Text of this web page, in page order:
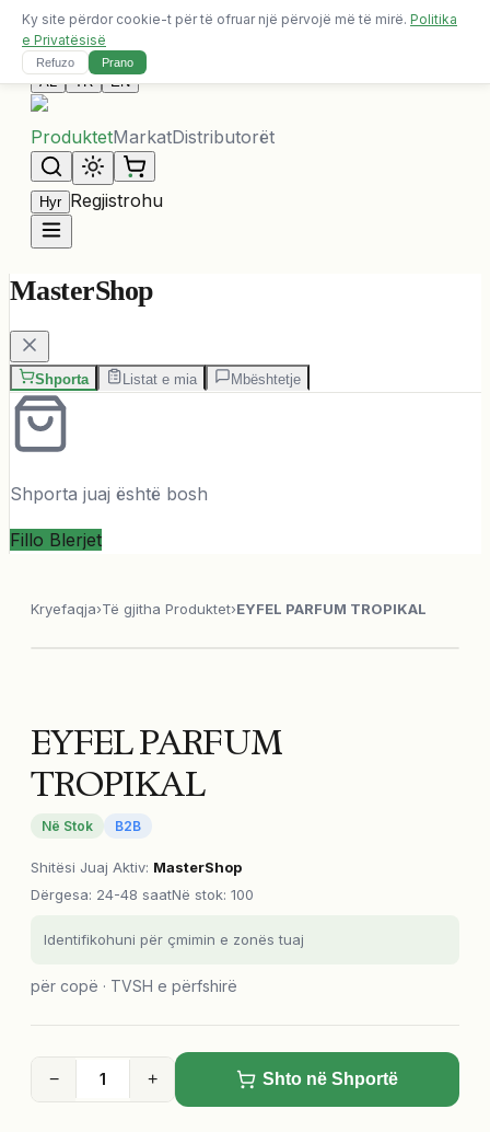
Dërgesa falas për porosi mbi 10,000 ALL
Na Kontaktoni
AL TR EN
ProduktetMarkatDistributorët
Hyr Regjistrohu
MasterShop
Shporta Listat e mia Mbështetje
Shporta juaj është bosh
Fillo Blerjet
Kryefaqja›Të gjitha Produktet›EYFEL PARFUM TROPIKAL
EYFEL PARFUM
TROPIKAL
Në Stok B2B
Shitësi Juaj Aktiv: MasterShop
Dërgesa: 24-48 saatNë stok: 100
Identifikohuni për çmimin e zonës tuaj
për copë · TVSH e përfshirë
− + Shto në Shportë
Ky site përdor cookie-t për të ofruar një përvojë më të mirë. Politika
e Privatësisë
Refuzo Prano